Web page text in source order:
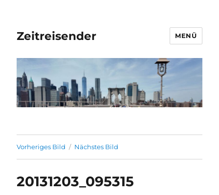
Zeitreisender MENÜ
Vorheriges Bild Nächstes Bild
20131203_095315